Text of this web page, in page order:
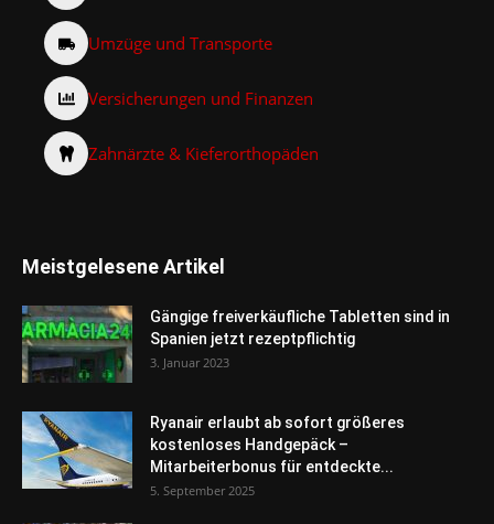
Umzüge und Transporte
Versicherungen und Finanzen
Zahnärzte & Kieferorthopäden
Meistgelesene Artikel
Gängige freiverkäufliche Tabletten sind in
Spanien jetzt rezeptpflichtig
3. Januar 2023
Ryanair erlaubt ab sofort größeres
kostenloses Handgepäck –
Mitarbeiterbonus für entdeckte...
5. September 2025